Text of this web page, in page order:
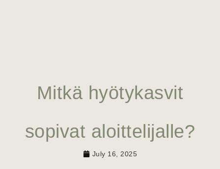
Mitkä hyötykasvit
sopivat aloittelijalle?
July 16, 2025